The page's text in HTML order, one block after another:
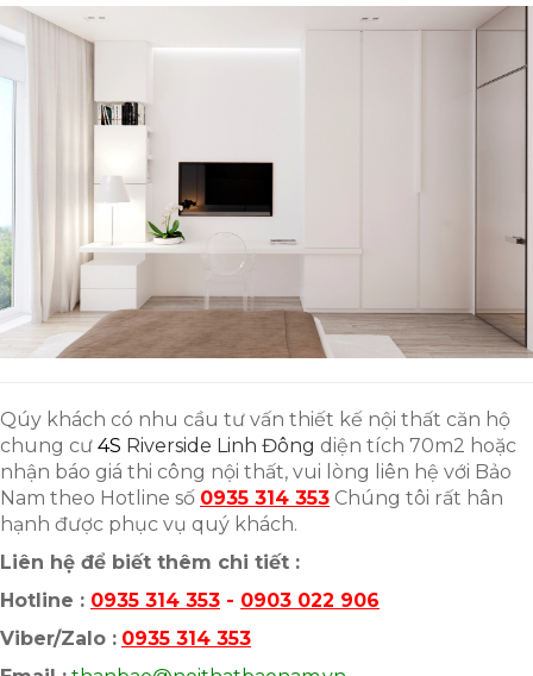
Qúy khách có nhu cầu tư vấn thiết kế nội thất căn hộ
chung cư 4S Riverside Linh Đông diện tích 70m2 hoặc
nhận báo giá thi công nội thất, vui lòng liên hệ với Bảo
Nam theo Hotline số 0935 314 353 Chúng tôi rất hân
hạnh được phục vụ quý khách.
Liên hệ để biết thêm chi tiết :
Hotline : 0935 314 353 - 0903 022 906
Viber/Zalo : 0935 314 353